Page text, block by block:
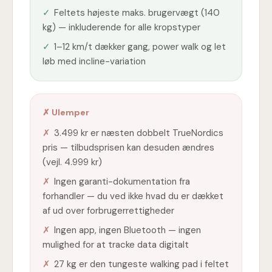
✓ Feltets højeste maks. brugervægt (140
kg) — inkluderende for alle kropstyper
✓ 1–12 km/t dækker gang, power walk og let
løb med incline-variation
✗ Ulemper
✗ 3.499 kr er næsten dobbelt TrueNordics
pris — tilbudsprisen kan desuden ændres
(vejl. 4.999 kr)
✗ Ingen garanti-dokumentation fra
forhandler — du ved ikke hvad du er dækket
af ud over forbrugerrettigheder
✗ Ingen app, ingen Bluetooth — ingen
mulighed for at tracke data digitalt
✗ 27 kg er den tungeste walking pad i feltet